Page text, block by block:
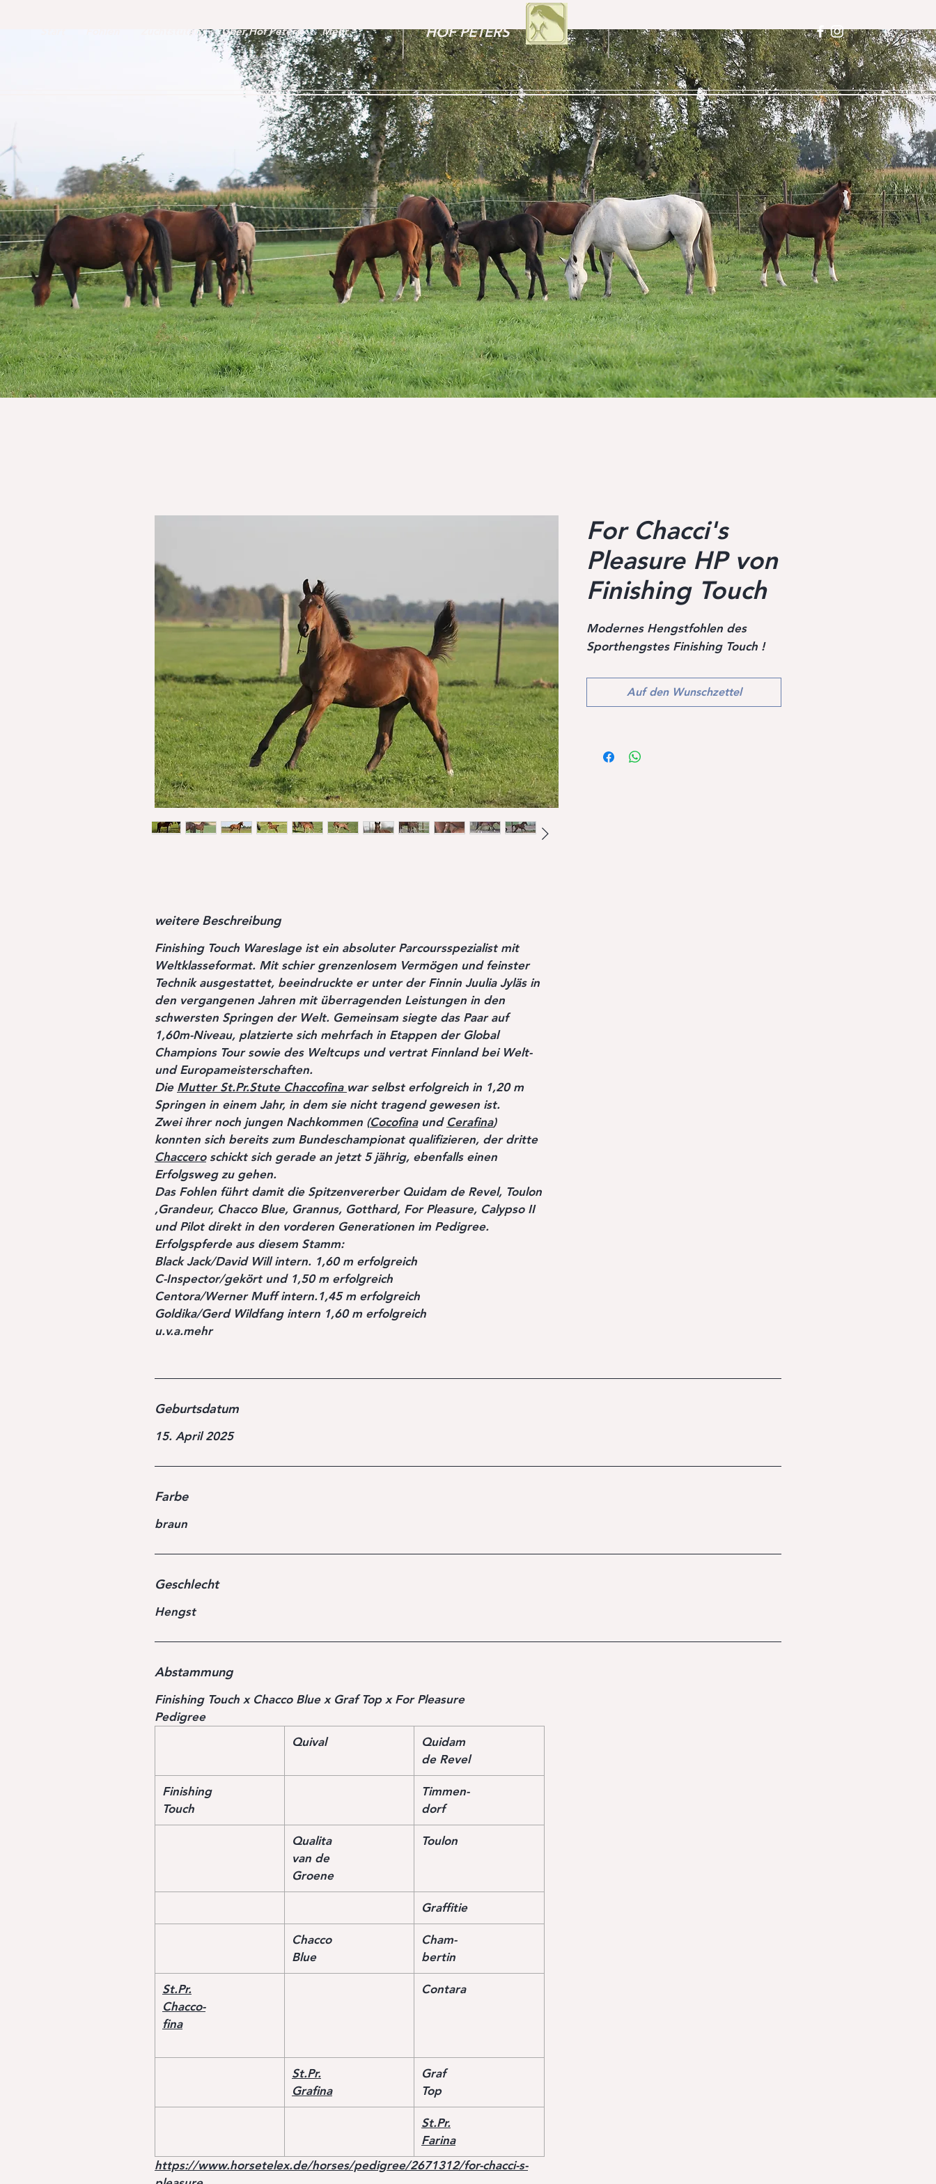
Zuchtstuten Über Hof Peters Mehr HOF PETERS
For Chacci's
Pleasure HP von
Finishing Touch
Modernes Hengstfohlen des
Sporthengstes Finishing Touch !
Auf den Wunschzettel
weitere Beschreibung
Finishing Touch Wareslage ist ein absoluter Parcoursspezialist mit
Weltklasseformat. Mit schier grenzenlosem Vermögen und feinster
Technik ausgestattet, beeindruckte er unter der Finnin Juulia Jyläs in
den vergangenen Jahren mit überragenden Leistungen in den
schwersten Springen der Welt. Gemeinsam siegte das Paar auf
1,60m-Niveau, platzierte sich mehrfach in Etappen der Global
Champions Tour sowie des Weltcups und vertrat Finnland bei Welt-
und Europameisterschaften.
Die Mutter St.Pr.Stute Chaccofina war selbst erfolgreich in 1,20 m
Springen in einem Jahr, in dem sie nicht tragend gewesen ist.
Zwei ihrer noch jungen Nachkommen (Cocofinaund Cerafina)
konnten sich bereits zum Bundeschampionat qualifizieren, der dritte
Chacceroschickt sich gerade an jetzt 5 jährig, ebenfalls einen
Erfolgsweg zu gehen.
Das Fohlen führt damit die Spitzenvererber Quidam de Revel, Toulon
,Grandeur, Chacco Blue, Grannus, Gotthard, For Pleasure, Calypso II
und Pilot direkt in den vorderen Generationen im Pedigree.
Erfolgspferde aus diesem Stamm:
Black Jack/David Will intern. 1,60 m erfolgreich
C-Inspector/gekört und 1,50 m erfolgreich
Centora/Werner Muff intern.1,45 m erfolgreich
Goldika/Gerd Wildfang intern 1,60 m erfolgreich
u.v.a.mehr
Geburtsdatum
15. April 2025
Farbe
braun
Geschlecht
Hengst
Abstammung
Finishing Touch x Chacco Blue x Graf Top x For Pleasure
Pedigree
Quival
Quidam
de Revel
Finishing
Touch
Timmen-
dorf
Qualita
van de
Groene
Toulon
Graffitie
Chacco
Blue
Cham-
bertin
St.Pr.
Chacco-
fina
Contara
St.Pr.
Grafina
Graf
Top
St.Pr.
Farina
https://www.horsetelex.de/horses/pedigree/2671312/for-chacci-s-